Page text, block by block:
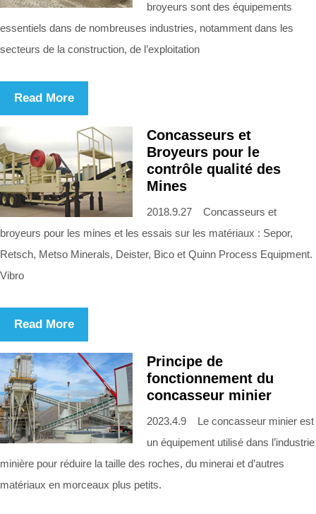
broyeurs sont des équipements
essentiels dans de nombreuses industries, notamment dans les
secteurs de la construction, de l’exploitation
Read More
Concasseurs et
Broyeurs pour le
contrôle qualité des
Mines
2018.9.27 Concasseurs et
broyeurs pour les mines et les essais sur les matériaux : Sepor,
Retsch, Metso Minerals, Deister, Bico et Quinn Process Equipment.
Vibro
Read More
Principe de
fonctionnement du
concasseur minier
2023.4.9 Le concasseur minier est
un équipement utilisé dans l’industrie
minière pour réduire la taille des roches, du minerai et d’autres
matériaux en morceaux plus petits.